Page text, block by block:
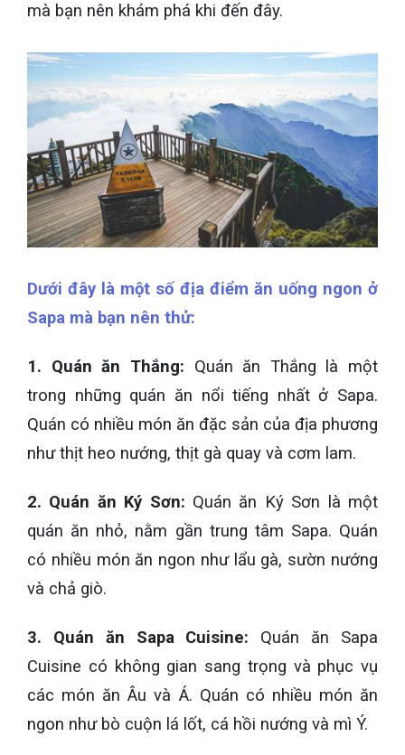
mà bạn nên khám phá khi đến đây.
Dưới đây là một số địa điểm ăn uống ngon ở
Sapa mà bạn nên thử:
1. Quán ăn Thắng: Quán ăn Thắng là một
trong những quán ăn nổi tiếng nhất ở Sapa.
Quán có nhiều món ăn đặc sản của địa phương
như thịt heo nướng, thịt gà quay và cơm lam.
2. Quán ăn Ký Sơn: Quán ăn Ký Sơn là một
quán ăn nhỏ, nằm gần trung tâm Sapa. Quán
có nhiều món ăn ngon như lẩu gà, sườn nướng
và chả giò.
3. Quán ăn Sapa Cuisine: Quán ăn Sapa
Cuisine có không gian sang trọng và phục vụ
các món ăn Âu và Á. Quán có nhiều món ăn
ngon như bò cuộn lá lốt, cá hồi nướng và mì Ý.